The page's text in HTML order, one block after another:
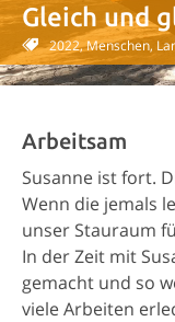
Gleich und
2022, Menschen,
Arbeitsam
Susanne ist fort.
Wenn die jemals
unser Stauraum
In der Zeit mit
gemacht und so
viele Arbeiten